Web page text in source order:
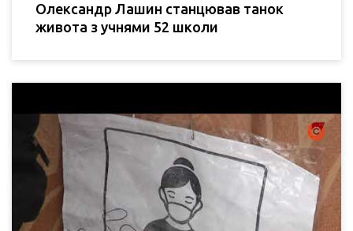
Олександр Лашин станцював танок
живота з учнями 52 школи